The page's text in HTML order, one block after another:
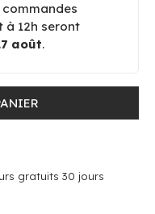
commandes
à 12h seront
août.
gratuits 30 jours